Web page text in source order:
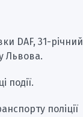
DAF, 31-річний
Львова.
події.
поліції